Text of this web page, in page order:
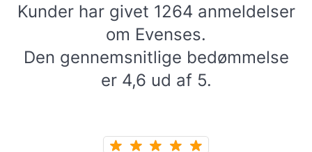
Kunder har givet 1264 anmeldelser
om Evenses.
Den gennemsnitlige bedømmelse
er 4,6 ud af 5.